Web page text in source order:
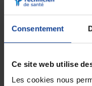
Consentement
Ce site web utilise
Les cookies nous
Marchepied sécurisé
revêtus de caoutchouc
Structure solide en
de son utilisation.
Revêtement époxy
Conçu pour un usage
dans tout autre